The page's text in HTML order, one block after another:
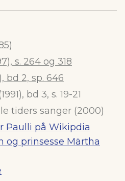
s. 264 og 318
bd 2, sp. 646
bd 3, s. 19-21
tiders sanger (2000)
Paulli på Wikipdia
og prinsesse Märtha